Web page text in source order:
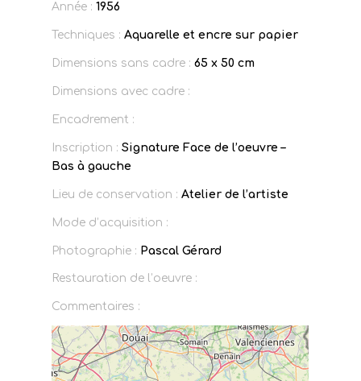
Année : 1956
Techniques : Aquarelle et encre sur papier
Dimensions sans cadre : 65 x 50 cm
Dimensions avec cadre :
Encadrement :
Inscription : Signature Face de l’oeuvre –
Bas à gauche
Lieu de conservation : Atelier de l’artiste
Mode d’acquisition :
Photographie : Pascal Gérard
Restauration de l’oeuvre :
Commentaires :